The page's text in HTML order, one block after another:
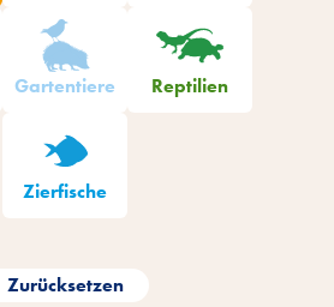
Gartentiere Reptilien
Zierfische
Zurücksetzen